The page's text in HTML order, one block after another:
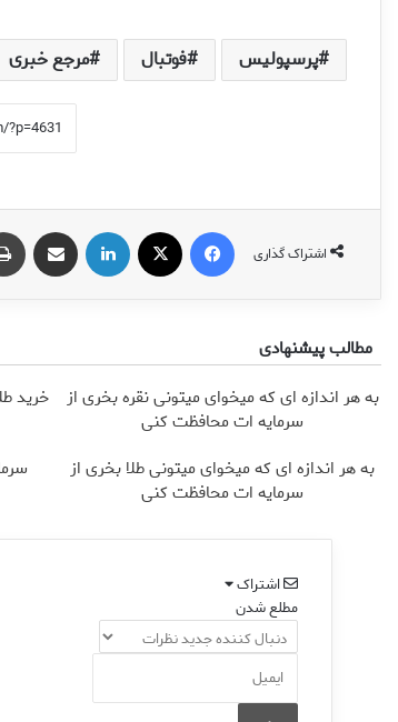
پرسپولیس فوتبال مرجع خبری
اشتراک گذاری
فیس بوک لینکدین اشتراک گذاری از طریق ایمیل
مطالب پیشنهادی
به هر اندازه ای که میخوای میتونی نقره بخری از
سرمایه ات محافظت کنی
خرید
به هر اندازه ای که میخوای میتونی طلا بخری از
سرمایه ات محافظت کنی
اشتراک
مطلع شدن